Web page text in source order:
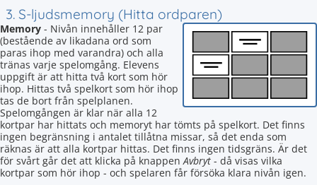
3. S-ljudsmemory (Hitta ordparen)
Memory - Nivån innehåller 12 par
(bestående av likadana ord som
paras ihop med varandra) och alla
tränas varje spelomgång. Elevens
uppgift är att hitta två kort som hör
ihop. Hittas två spelkort som hör ihop
tas de bort från spelplanen.
Spelomgången är klar när alla 12
kortpar har hittats och memoryt har tömts på spelkort. Det finns
ingen begränsning i antalet tillåtna missar, så det enda som
räknas är att alla kortpar hittas. Det finns ingen tidsgräns. Är det
för svårt går det att klicka på knappenAvbryt - då visas vilka
kortpar som hör ihop - och spelaren får försöka klara nivån igen.